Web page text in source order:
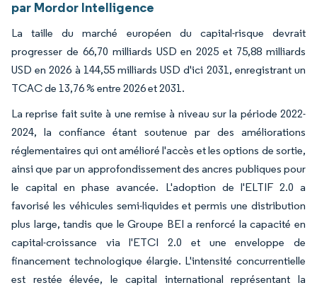
par Mordor Intelligence
La taille du marché européen du capital-risque devrait
progresser de 66,70 milliards USD en 2025 et 75,88 milliards
USD en 2026 à 144,55 milliards USD d'ici 2031, enregistrant un
TCAC de 13,76 % entre 2026 et 2031.
La reprise fait suite à une remise à niveau sur la période 2022-
2024, la confiance étant soutenue par des améliorations
réglementaires qui ont amélioré l'accès et les options de sortie,
ainsi que par un approfondissement des ancres publiques pour
le capital en phase avancée. L'adoption de l'ELTIF 2.0 a
favorisé les véhicules semi-liquides et permis une distribution
plus large, tandis que le Groupe BEI a renforcé la capacité en
capital-croissance via l'ETCI 2.0 et une enveloppe de
financement technologique élargie. L'intensité concurrentielle
est restée élevée, le capital international représentant la